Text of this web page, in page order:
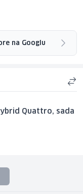
na Googlu
Quattro, sada